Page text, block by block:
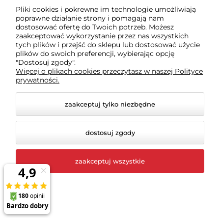
nowościach w Sklepie.
Sklep– sklep internetowy RigExpert.pl prowadzony
przez Usługodawcę pod adresem https://rigexpert.pl
Usługodawca- przedsiębiorca prowadzący działalność
gospodarczą pod nazwą PPHU ALM TECHNIKA ARTUR
KRZUŚ, wpisany do Centralnej Ewidencji i Informacji o
Działalności Gospodarczej prowadzonej przez ministra
właściwego do spraw gospodarki i prowadzenia
Centralnej Ewidencji i Informacji o Działalności
Gospodarczej, NIP 8821410602, nr REGON 891036953, ul.
Mikołaja Kopernika 11j, 58-200 Dzierżoniów.
- każdy podmiot korzystający z usługi
§ 2 Newsletter
Usługobiorca może dobrowolnie skorzystać z
usługi Newsletter.
Dla skorzystania z usługi Newsletter niezbędne
jest urządzenie z przeglądarką internetową w
Pliki cookies i pokrewne im technologie umożliwiają
poprawne działanie strony i pomagają nam
dostosować ofertę do Twoich potrzeb. Możesz
zaakceptować wykorzystanie przez nas wszystkich
tych plików i przejść do sklepu lub dostosować użycie
plików do swoich preferencji, wybierając opcję
"Dostosuj zgody".
Więcej o plikach cookies przeczytasz w naszej Polityce
prywatności.
zaakceptuj tylko niezbędne
dostosuj zgody
zaakceptuj wszystkie